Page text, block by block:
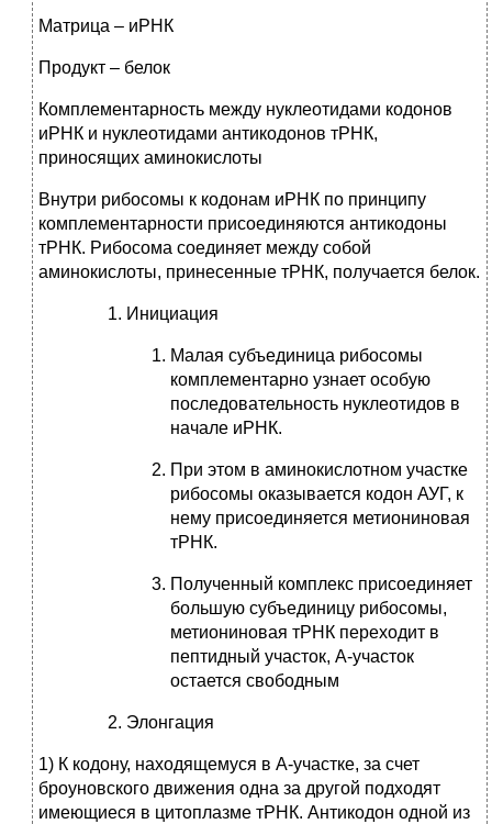
Матрица – иРНК
Продукт – белок
Комплементарность между нуклеотидами кодонов
иРНК и нуклеотидами антикодонов тРНК,
приносящих аминокислоты
Внутри рибосомы к кодонам иРНК по принципу
комплементарности присоединяются антикодоны
тРНК. Рибосома соединяет между собой
аминокислоты, принесенные тРНК, получается белок.
Инициация
Малая субъединица рибосомы
комплементарно узнает особую
последовательность нуклеотидов в
начале иРНК.
При этом в аминокислотном участке
рибосомы оказывается кодон АУГ, к
нему присоединяется метиониновая
тРНК.
Полученный комплекс присоединяет
большую субъединицу рибосомы,
метиониновая тРНК переходит в
пептидный участок, А-участок
остается свободным
Элонгация
1) К кодону, находящемуся в А-участке, за счет
броуновского движения одна за другой подходят
имеющиеся в цитоплазме тРНК. Антикодон одной из